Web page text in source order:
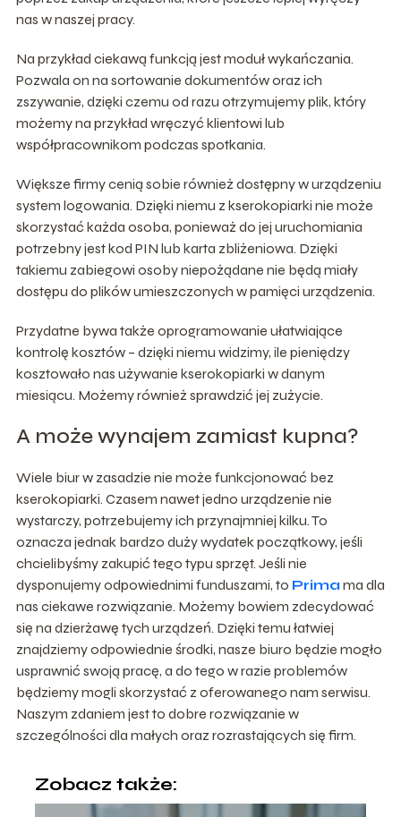
nas w naszej pracy.
Na przykład ciekawą funkcją jest moduł wykańczania.
Pozwala on na sortowanie dokumentów oraz ich
zszywanie, dzięki czemu od razu otrzymujemy plik, który
możemy na przykład wręczyć klientowi lub
współpracownikom podczas spotkania.
Większe firmy cenią sobie również dostępny w urządzeniu
system logowania. Dzięki niemu z kserokopiarki nie może
skorzystać każda osoba, ponieważ do jej uruchomiania
potrzebny jest kod PIN lub karta zbliżeniowa. Dzięki
takiemu zabiegowi osoby niepożądane nie będą miały
dostępu do plików umieszczonych w pamięci urządzenia.
Przydatne bywa także oprogramowanie ułatwiające
kontrolę kosztów – dzięki niemu widzimy, ile pieniędzy
kosztowało nas używanie kserokopiarki w danym
miesiącu. Możemy również sprawdzić jej zużycie.
A może wynajem zamiast kupna?
Wiele biur w zasadzie nie może funkcjonować bez
kserokopiarki. Czasem nawet jedno urządzenie nie
wystarczy, potrzebujemy ich przynajmniej kilku. To
oznacza jednak bardzo duży wydatek początkowy, jeśli
chcielibyśmy zakupić tego typu sprzęt. Jeśli nie
dysponujemy odpowiednimi funduszami, to Primama dla
nas ciekawe rozwiązanie. Możemy bowiem zdecydować
się na dzierżawę tych urządzeń. Dzięki temu łatwiej
znajdziemy odpowiednie środki, nasze biuro będzie mogło
usprawnić swoją pracę, a do tego w razie problemów
będziemy mogli skorzystać z oferowanego nam serwisu.
Naszym zdaniem jest to dobre rozwiązanie w
szczególności dla małych oraz rozrastających się firm.
Zobacz także: